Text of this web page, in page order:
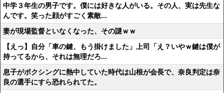
中学３年生の男子です。僕には好きな人がいる。その人、実は先生な
んです。笑った顔がすごく素敵...
妻が現場監督といなくなった、その謎ｗｗ
【えっ】自分「車の鍵、もう掛けました」上司「え？いやｗ鍵は僕が
持ってるから、それは無理だろ...
息子がボクシングに熱中していた時代は山根が会長で、奈良判定は奈
良の選手にすら恐れられてた。